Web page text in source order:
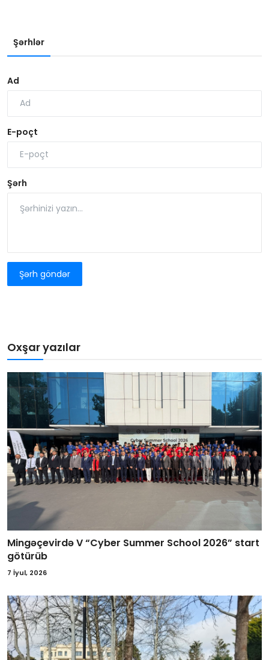
Şərhlər
Ad
E-poçt
Şərh
Şərh göndər
Oxşar yazılar
Mingəçevirdə V “Cyber Summer School 2026” start
götürüb
7 İyul, 2026